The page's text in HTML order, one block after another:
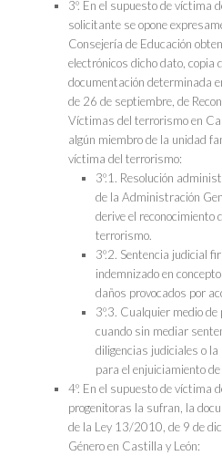
3º. En el supuesto de víctima
solicitante se opone
Consejería de Educación
electrónicos dicho dato, copia
documentación determinada
de 26 de septiembre, de
Víctimas del terrorismo en
algún miembro de la unidad
víctima del terrorismo:
3º.1. Resolución
de la Administración
derive el reconocimiento
terrorismo.
3º.2. Sentencia judicial
indemnizado en
daños provocados por
3º.3. Cualquier medio
cuando sin mediar
diligencias judiciales o la
para el enjuiciamiento
4º. En el supuesto de víctima
progenitoras la sufran, la
de la Ley 13/2010, de 9 de
Género en Castilla y León: